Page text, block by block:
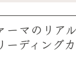
ーマのリア
ーディング